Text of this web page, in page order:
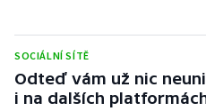
Stolní tenis
Triatlon
SOCIÁLNÍ SÍTĚ
Odteď vám už nic
i na dalších